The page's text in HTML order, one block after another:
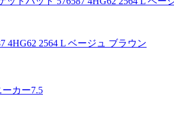
4HG62 2564 L ベージュ ブラウン